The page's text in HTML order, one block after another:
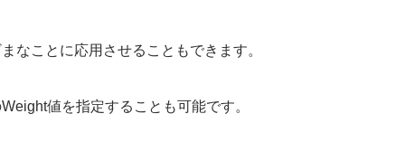
なことに応用させることもできます。
値を指定することも可能です。